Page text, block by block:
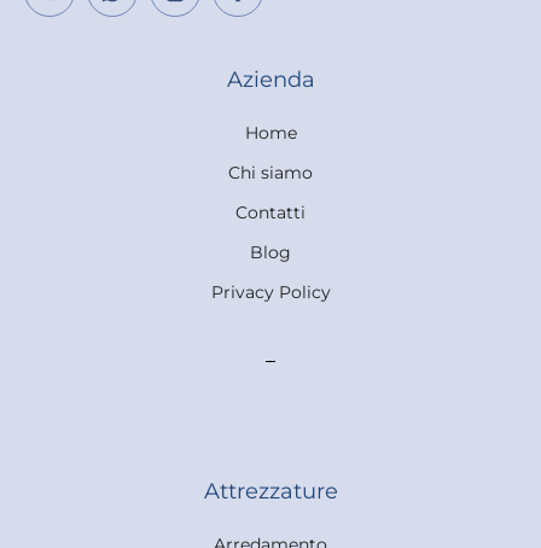
Azienda
Home
Chi siamo
Contatti
Blog
Privacy Policy
Attrezzature